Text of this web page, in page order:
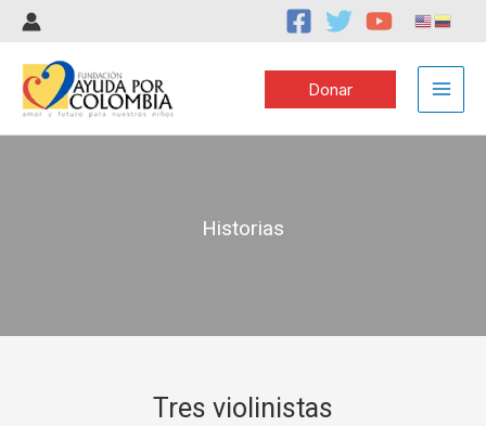
contenido
Donar
Main
Historias
Tres violinistas